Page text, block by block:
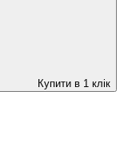
Купити в 1 клік